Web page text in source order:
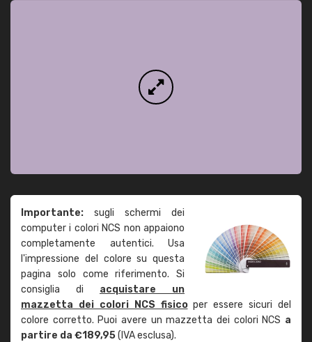
Importante: sugli schermi dei
computer i colori NCS non appaiono
completamente autentici. Usa
l'impressione del colore su questa
pagina solo come riferimento. Si
consiglia di acquistare un
mazzetta dei colori NCS fisicoper essere sicuri del
colore corretto. Puoi avere un mazzetta dei colori NCS a
partire da €189,95(IVA esclusa).